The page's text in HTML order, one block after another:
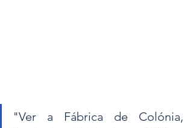
"Ver a Fábrica de Colónia,